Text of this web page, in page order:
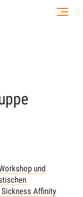
und
Sickness Affinity